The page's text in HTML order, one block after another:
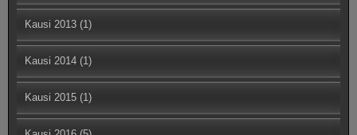
Kausi 2013 (1)
Kausi 2014 (1)
Kausi 2015 (1)